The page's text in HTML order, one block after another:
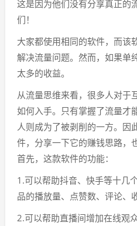
这是因为他们没有分享真正
们！
大家都使用相同的软件，而该
解决流量问题。然而，如果单
太多的收益。
从流量思维来看，很多人对于
如何入手。只有掌握了流量才
人则成为了被剥削的一方。因
件，分享一下它的赚钱思路，
首先，这款软件的功能：
1.可以帮助抖音、快手等十几
品的播放量、点赞数、评论、
2.可以帮助直播间增加在线观